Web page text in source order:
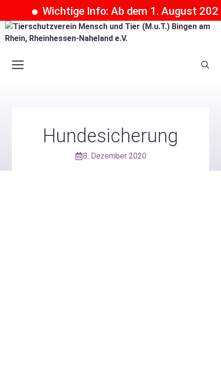
Wichtige Info: Ab dem 1. August
Zum
Inhalt
springenMenü
Hundesicherung
8. Dezember 2020